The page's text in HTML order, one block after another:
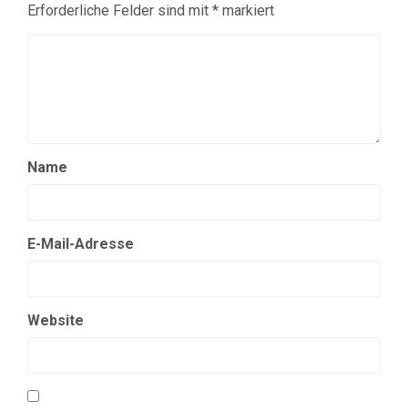
Erforderliche Felder sind mit * markiert
Name
E-Mail-Adresse
Website